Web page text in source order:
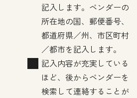
記入します。ベンダーの
所在地の国、郵便番号、
都道府県／州、市区町村
／都市を記入します。
記入内容が充実している
ほど、後からベンダーを
検索して連絡することが